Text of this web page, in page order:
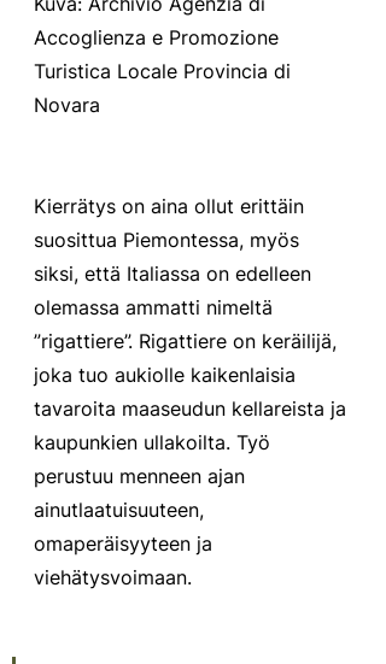
Accoglienza e Promozione
Turistica Locale Provincia di
Novara
Kierrätys on aina ollut erittäin
suosittua Piemontessa, myös
siksi, että Italiassa on edelleen
olemassa ammatti nimeltä
”rigattiere”. Rigattiere on keräilijä,
joka tuo aukiolle kaikenlaisia ​​
tavaroita maaseudun kellareista ja
kaupunkien ullakoilta. Työ
perustuu menneen ajan
ainutlaatuisuuteen,
omaperäisyyteen ja
viehätysvoimaan.